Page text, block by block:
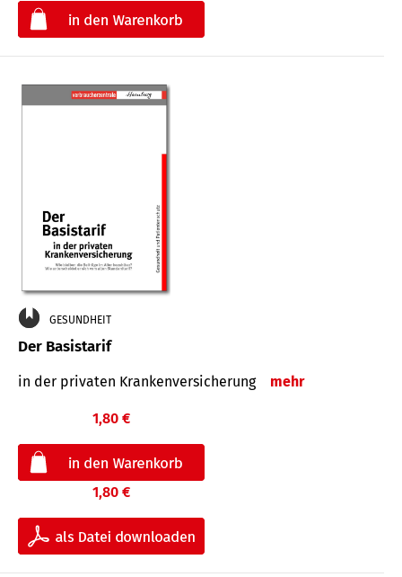
GESUNDHEIT
Der Basistarif
in der privaten Kran­ken­ver­siche­rung mehr
1,80 €
1,80 €